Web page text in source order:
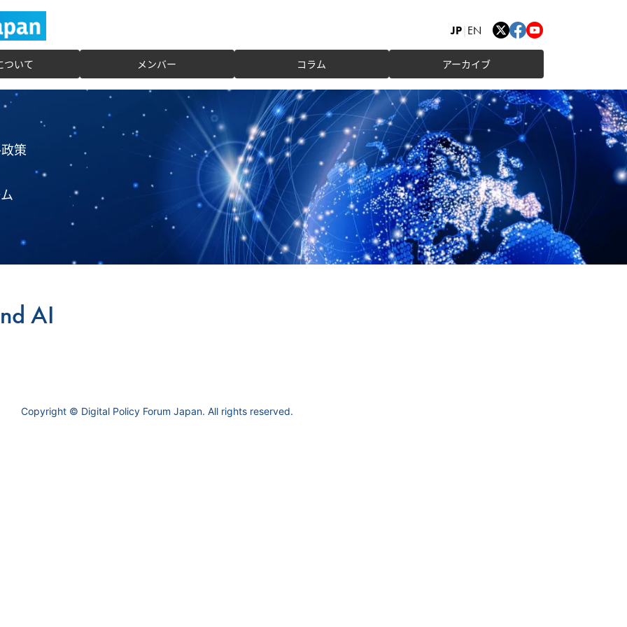
JP| EN
ついて メンバー コラム アーカイブ
策
AI
Copyright © Digital Policy Forum Japan. All rights reserved.